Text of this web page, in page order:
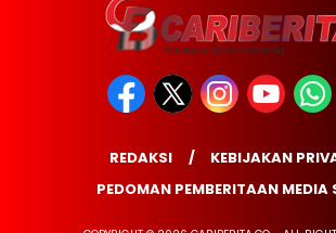
REDAKSI
KEBIJAKAN
PEDOMAN PEMBERITAAN MEDIA